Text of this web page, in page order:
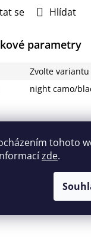
tohoto
zde.
se Hlídat
parametry
Zvolte variantu
night camo/